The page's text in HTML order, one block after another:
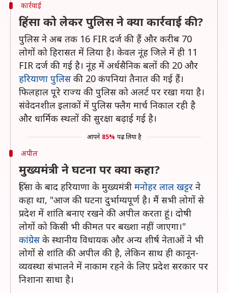
कार्रवाई
हिंसा को लेकर पुलिस ने क्या कार्रवाई की?
पुलिस ने अब तक 16 FIR दर्ज की हैं और करीब 70
लोगों को हिरासत में लिया है। केवल नूंह जिले में ही 11
FIR दर्ज की गई है। नूंह में अर्धसैनिक बलों की 20 और
हरियाणा पुलिसकी 20 कंपनियां तैनात की गई हैं।
फिलहाल पूरे राज्य की पुलिस को अलर्ट पर रखा गया है।
संवेदनशील इलाकों में पुलिस फ्लैग मार्च निकाल रही है
और धार्मिक स्थलों की सुरक्षा बढ़ाई गई है।
आपने 85% पढ़ लिया है
अपील
मुख्यमंत्री ने घटना पर क्या कहा?
हिंसा के बाद हरियाणा के मुख्यमंत्री मनोहर लाल खट्टर ने
कहा था, "आज की घटना दुर्भाग्यपूर्ण है। मैं सभी लोगों से
प्रदेश में शांति बनाए रखने की अपील करता हूं। दोषी
लोगों को किसी भी कीमत पर बख्शा नहीं जाएगा।"
कांग्रेसके स्थानीय विधायक और अन्य शीर्ष नेताओं ने भी
लोगों से शांति की अपील की है, लेकिन साथ ही कानून-
व्यवस्था संभालने में नाकाम रहने के लिए प्रदेश सरकार पर
निशाना साधा है।